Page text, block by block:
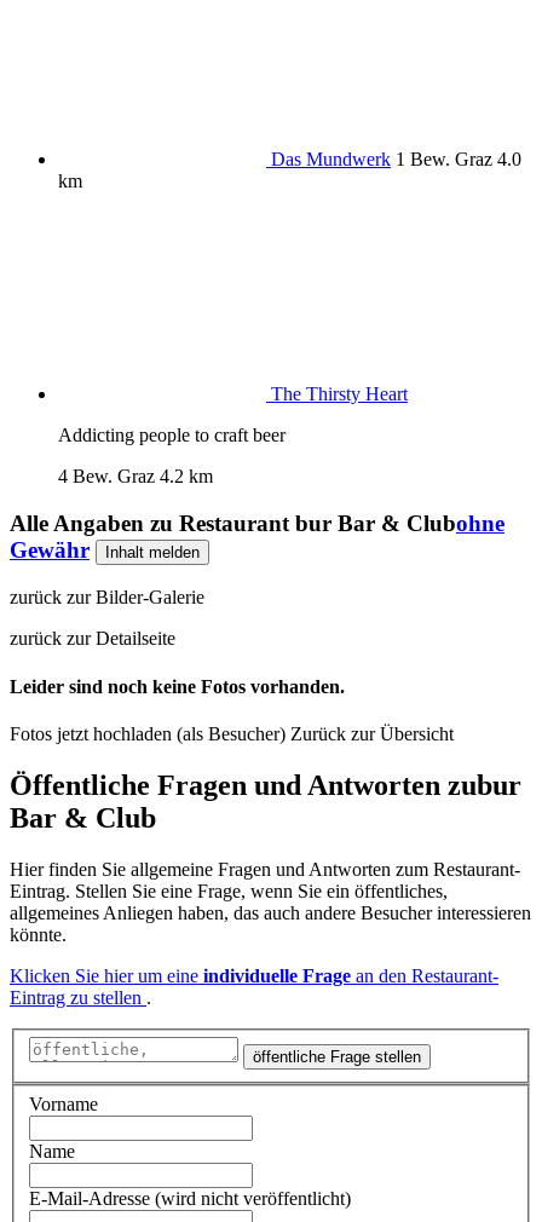
Das Mundwerk 1 Bew. Graz 4.0
km
The Thirsty Heart
Addicting people to craft beer
4 Bew. Graz 4.2 km
Alle Angaben zu Restaurant bur Bar & Clubohne
Gewähr
Inhalt melden
zurück zur Bilder-Galerie
zurück zur Detailseite
Leider sind noch keine Fotos vorhanden.
Fotos jetzt hochladen (als Besucher) Zurück zur Übersicht
Öffentliche Fragen und Antworten zubur
Bar & Club
Hier finden Sie allgemeine Fragen und Antworten zum Restaurant-
Eintrag. Stellen Sie eine Frage, wenn Sie ein öffentliches,
allgemeines Anliegen haben, das auch andere Besucher interessieren
könnte.
Klicken Sie hier um eine individuelle Frage an den Restaurant-
Eintrag zu stellen .
öffentliche Frage stellen
Vorname
Name
E-Mail-Adresse (wird nicht veröffentlicht)